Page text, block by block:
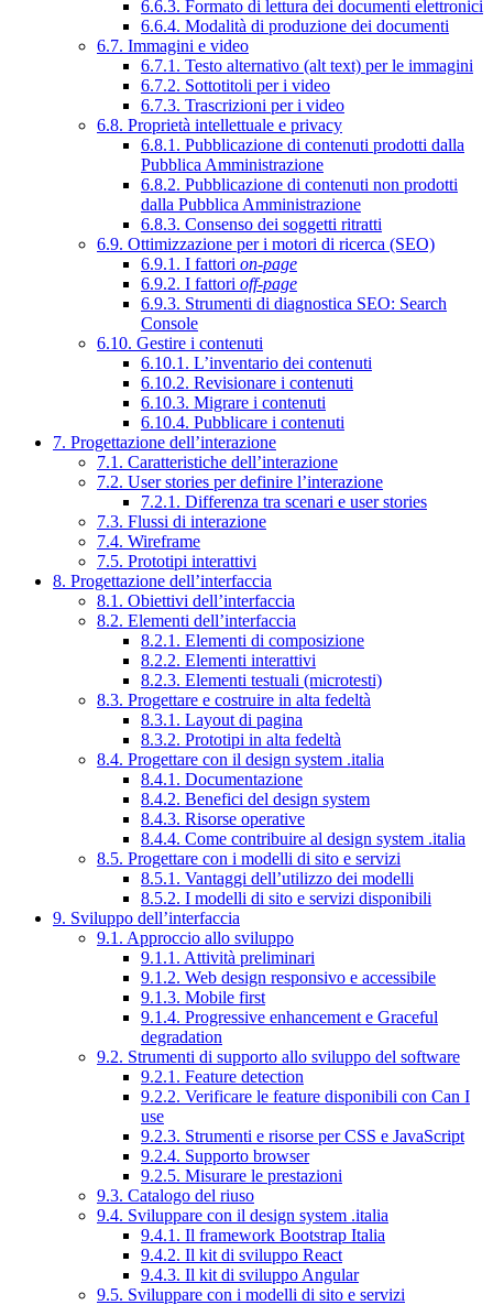
6.6.3. Formato di lettura dei documenti elettronici
6.6.4. Modalità di produzione dei documenti
6.7. Immagini e video
6.7.1. Testo alternativo (alt text) per le immagini
6.7.2. Sottotitoli per i video
6.7.3. Trascrizioni per i video
6.8. Proprietà intellettuale e privacy
6.8.1. Pubblicazione di contenuti prodotti dalla
Pubblica Amministrazione
6.8.2. Pubblicazione di contenuti non prodotti
dalla Pubblica Amministrazione
6.8.3. Consenso dei soggetti ritratti
6.9. Ottimizzazione per i motori di ricerca (SEO)
6.9.1. I fattori on-page
6.9.2. I fattori off-page
6.9.3. Strumenti di diagnostica SEO: Search
Console
6.10. Gestire i contenuti
6.10.1. L’inventario dei contenuti
6.10.2. Revisionare i contenuti
6.10.3. Migrare i contenuti
6.10.4. Pubblicare i contenuti
7. Progettazione dell’interazione
7.1. Caratteristiche dell’interazione
7.2. User stories per definire l’interazione
7.2.1. Differenza tra scenari e user stories
7.3. Flussi di interazione
7.4. Wireframe
7.5. Prototipi interattivi
8. Progettazione dell’interfaccia
8.1. Obiettivi dell’interfaccia
8.2. Elementi dell’interfaccia
8.2.1. Elementi di composizione
8.2.2. Elementi interattivi
8.2.3. Elementi testuali (microtesti)
8.3. Progettare e costruire in alta fedeltà
8.3.1. Layout di pagina
8.3.2. Prototipi in alta fedeltà
8.4. Progettare con il design system .italia
8.4.1. Documentazione
8.4.2. Benefici del design system
8.4.3. Risorse operative
8.4.4. Come contribuire al design system .italia
8.5. Progettare con i modelli di sito e servizi
8.5.1. Vantaggi dell’utilizzo dei modelli
8.5.2. I modelli di sito e servizi disponibili
9. Sviluppo dell’interfaccia
9.1. Approccio allo sviluppo
9.1.1. Attività preliminari
9.1.2. Web design responsivo e accessibile
9.1.3. Mobile first
9.1.4. Progressive enhancement e Graceful
degradation
9.2. Strumenti di supporto allo sviluppo del software
9.2.1. Feature detection
9.2.2. Verificare le feature disponibili con Can I
use
9.2.3. Strumenti e risorse per CSS e JavaScript
9.2.4. Supporto browser
9.2.5. Misurare le prestazioni
9.3. Catalogo del riuso
9.4. Sviluppare con il design system .italia
9.4.1. Il framework Bootstrap Italia
9.4.2. Il kit di sviluppo React
9.4.3. Il kit di sviluppo Angular
9.5. Sviluppare con i modelli di sito e servizi